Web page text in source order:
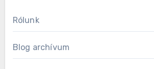
Rólunk
Blog archívum